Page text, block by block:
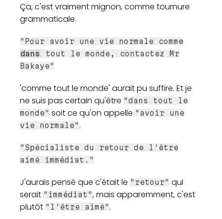
Ça, c'est vraiment mignon, comme tournure
grammaticale.
"Pour avoir une vie normale comme
dans
tout le monde, contactez Mr
Bakaye"
'comme tout le monde' aurait pu suffire. Et je
ne suis pas certain qu'être "dans tout le
monde" soit ce qu'on appelle "avoir une
vie normale" .
"Spécialiste du retour de l'être
aimé immédiat."
J'aurais pensé que c'était le "retour" qui
serait "immédiat", mais apparemment, c'est
plutôt "l'être aimé" .